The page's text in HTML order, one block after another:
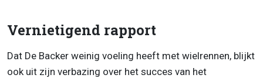
Vernietigend rapport
Dat De Backer weinig voeling heeft met wielrennen, blijkt
ook uit zijn verbazing over het succes van het